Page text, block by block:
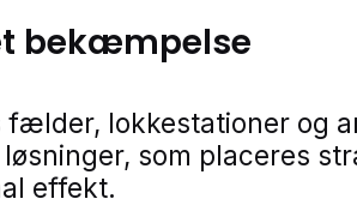
bekæmpelse
lokkestationer og
som placeres
effekt.